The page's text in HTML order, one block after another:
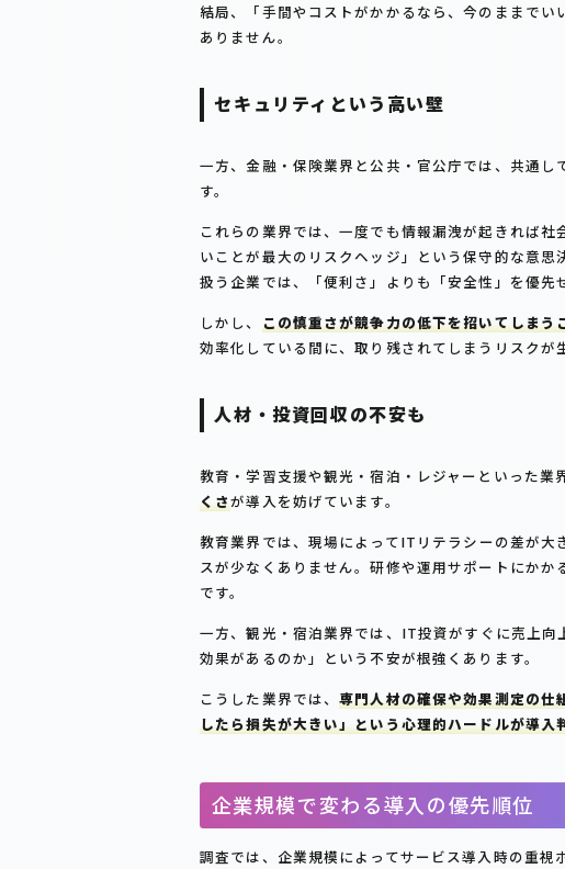
結局、「手間やコストがかかるなら、今のままでい
ありません。
セキュリティという高い壁
一方、金融・保険業界と公共・官公庁では、共通し
す。
これらの業界では、一度でも情報漏洩が起きれば
いことが最大のリスクヘッジ」という保守的な意
扱う企業では、「便利さ」よりも「安全性」を優先
しかし、 この慎重さが競争力の低下を招いてしまう
効率化している間に、取り残されてしまうリスクが
人材・投資回収の不安も
教育・学習支援や観光・宿泊・レジャーといった業
くさが導入を妨げています。
教育業界では、現場によってITリテラシーの差が
スが少なくありません。研修や運用サポートにか
です。
一方、観光・宿泊業界では、IT投資がすぐに売上
効果があるのか」という不安が根強くあります。
こうした業界では、専門人材の確保や効果測定の仕
したら損失が大きい」という心理的ハードルが導入
企業規模で変わる導入の優先順位
調査では、企業規模によってサービス導入時の重